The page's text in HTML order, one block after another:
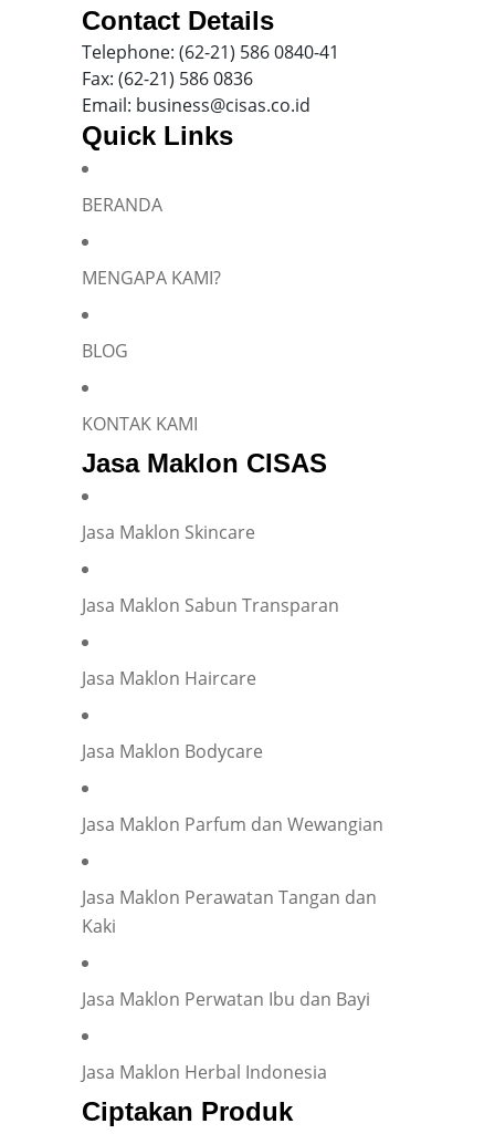
Contact Details
Telephone: (62-21) 586 0840-41
Fax: (62-21) 586 0836
Email: business@cisas.co.id
Quick Links
BERANDA
MENGAPA KAMI?
BLOG
KONTAK KAMI
Jasa Maklon CISAS
Jasa Maklon Skincare
Jasa Maklon Sabun Transparan
Jasa Maklon Haircare
Jasa Maklon Bodycare
Jasa Maklon Parfum dan Wewangian
Jasa Maklon Perawatan Tangan dan
Kaki
Jasa Maklon Perwatan Ibu dan Bayi
Jasa Maklon Herbal Indonesia
Ciptakan Produk
Silakan isi informasi Anda dan chat dengan saya
*
Company representation or personal inquiry?
Company
Company Name
Yes
No